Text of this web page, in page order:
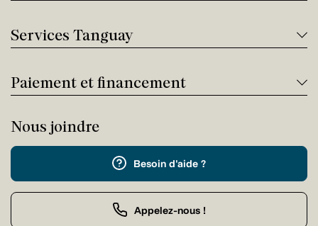
Services Tanguay
Paiement et financement
Nous joindre
Besoin d'aide ?
Appelez-nous !